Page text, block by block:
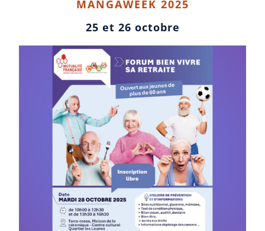
MANGAWEEK 2025
25 et 26 octobre